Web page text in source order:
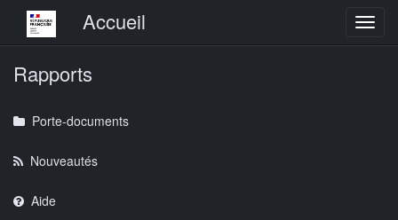
Menu principalAccueil
Rapports
Porte-documents
Nouveautés
Aide